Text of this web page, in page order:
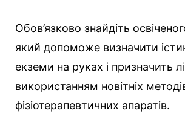
Обов’язково знайдіть
який допоможе визначити
екземи на руках і призначить
використанням новітніх
фізіотерапевтичних апаратів.